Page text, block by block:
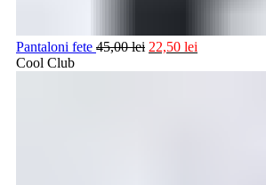
Pantaloni fete 45,00lei 22,50 lei
Cool Club